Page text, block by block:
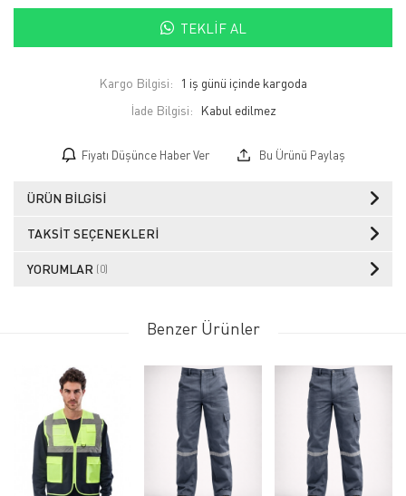
TEKLIF AL
Kargo Bilgisi:
1 iş günü içinde kargoda
İade Bilgisi:
Fiyatı Düşünce Haber Ver Bu Ürünü Paylaş
ÜRÜN BILGISI
TAKSIT SEÇENEKLERI
YORUMLAR (0)
Benzer Ürünler